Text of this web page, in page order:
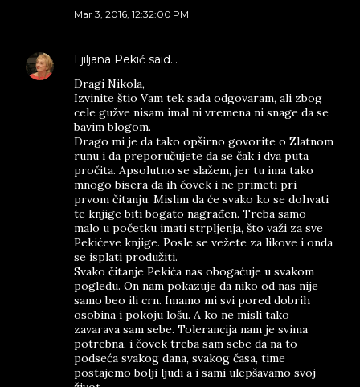
Mar 3, 2016, 12:32:00 PM
Ljiljana Pekić said…
Dragi Nikola,
Izvinite štio Vam tek sada odgovaram, ali zbog
cele gužve nisam imal ni vremena ni snage da se
bavim blogom.
Drago mi je da tako opširno govorite o Zlatnom
runu i da preporučujete da se čak i dva puta
pročita. Apsolutno se slažem, jer tu ima tako
mnogo bisera da ih čovek i ne primeti pri
prvom čitanju. Mislim da će svako ko se dohvati
te knjige biti bogato nagrađen. Treba samo
malo u početku imati strpljenja, što važi za sve
Pekićeve knjige. Posle se vežete za likove i onda
se isplati produžiti.
Svako čitanje Pekića nas obogaćuje u svakom
pogledu. On nam pokazuje da niko od nas nije
samo beo ili crn. Imamo mi svi pored dobrih
osobina i pokoju lošu. A ko ne misli tako
zavarava sam sebe. Tolerancija nam je svima
potrebna, i čovek treba sam sebe da na to
podseća svakog dana, svakog časa, time
postajemo bolji ljudi a i sami ulepšavamo svoj